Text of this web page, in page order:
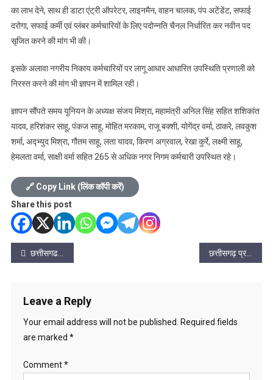
का लाभ देने, साथ ही डाटा एंट्री ऑपरेटर, लाइनमैन, वाहन चालक, पंप अटेंडेंट, सफाई
दरोगा, सफाई कर्मी एवं प्लंबर कर्मचारियों के लिए पदोन्नति चैनल निर्धारित कर नवीन पद
सृजित करने की मांग भी की।
इसके अलावा नगरीय निकाय कर्मचारियों पर लागू आधार आधारित उपस्थिति प्रणाली को
निरस्त करने की मांग भी ज्ञापन में शामिल रही।
ज्ञापन सौंपते समय यूनियन के अध्यक्ष संजय मिश्रा, महामंत्री अनिल सिंह सहित शशिकांत
यादव, हरिशंकर साहू, पंकज साहू, मोहित मरकाम, राजू बक्शी, योगेंद्र वर्मा, ठाकरे, लवकुश
शर्मा, अद्भ्युद मिश्रा, गौतम साहू, लता यादव, किरण अग्रवाल, रेखा कुर्रे, लक्ष्मी साहू,
हेमलता वर्मा, साक्षी वर्मा सहित 265 से अधिक नगर निगम कर्मचारी उपस्थित रहे।
🔗 Copy Link (लिंक कॉपी करें)
Share this post
Post
छत्तीसगढ प्रदेश शिक्षक फेडरेशन पाटन का पुनर्गठन 10 जनवरी-2026 को
Leave a Reply
Your email address will not be published.
Required fields
are marked *
Comment*